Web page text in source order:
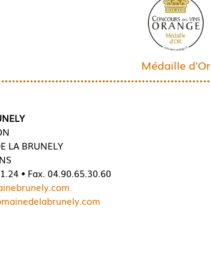
Médaille d'Or
LA BRUNELY
• Fax. 04.90.65.30.60